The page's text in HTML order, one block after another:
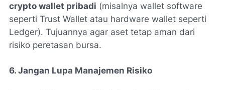
crypto wallet pribadi (misalnya wallet software
seperti Trust Wallet atau hardware wallet seperti
Ledger). Tujuannya agar aset tetap aman dari
risiko peretasan bursa.
6. Jangan Lupa Manajemen Risiko